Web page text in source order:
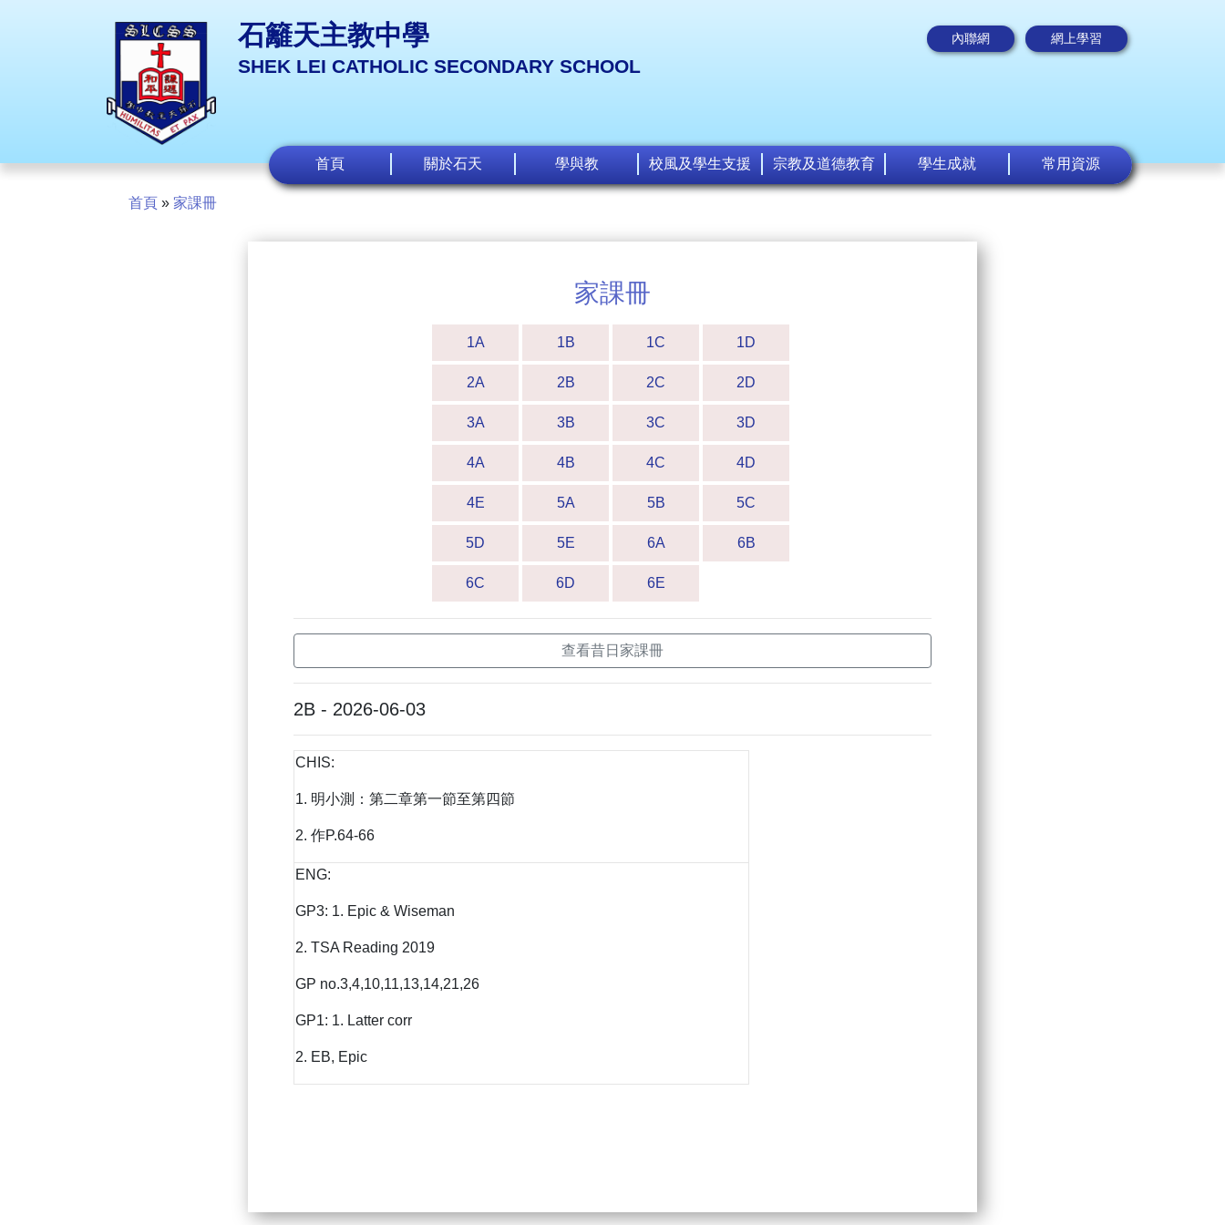
石籬天主教中學
SHEK LEI CATHOLIC SECONDARY SCHOOL
內聯網 網上學習
首頁 關於石天 學與教 校風及學生支援 宗教及道德教育 學生成就 常用資源
首頁 » 家課冊
家課冊
1A 1B 1C 1D
2A 2B 2C 2D
3A 3B 3C 3D
4A 4B 4C 4D
4E 5A 5B 5C
5D 5E 6A 6B
6C 6D 6E
查看昔日家課冊
2B - 2026-06-03
CHIS:
1. 明小測：第二章第一節至第四節
2. 作P.64-66
ENG:
GP3: 1. Epic & Wiseman
2. TSA Reading 2019
GP no.3,4,10,11,13,14,21,26
GP1: 1. Latter corr
2. EB, Epic